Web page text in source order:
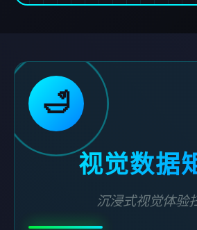
🛁
视觉数据
沉浸式视觉体验